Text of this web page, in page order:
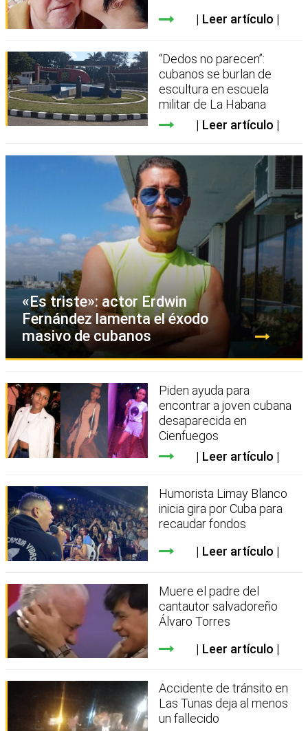
Leer artículo
“Dedos no parecen”:
cubanos se burlan de
escultura en escuela
militar de La Habana
Leer artículo
«Es triste»: actor Erdwin
Fernández lamenta el éxodo
masivo de cubanos
Piden ayuda para
encontrar a joven cubana
desaparecida en
Cienfuegos
Leer artículo
Humorista Limay Blanco
inicia gira por Cuba para
recaudar fondos
Leer artículo
Muere el padre del
cantautor salvadoreño
Álvaro Torres
Leer artículo
Accidente de tránsito en
Las Tunas deja al menos
un fallecido